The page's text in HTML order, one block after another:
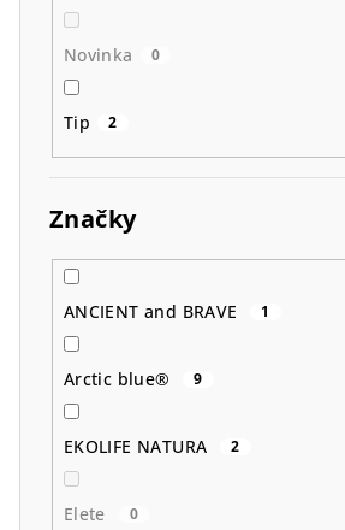
Novinka 0
Tip 2
Značky
ANCIENT and BRAVE 1
Arctic blue® 9
EKOLIFE NATURA 2
Elete 0